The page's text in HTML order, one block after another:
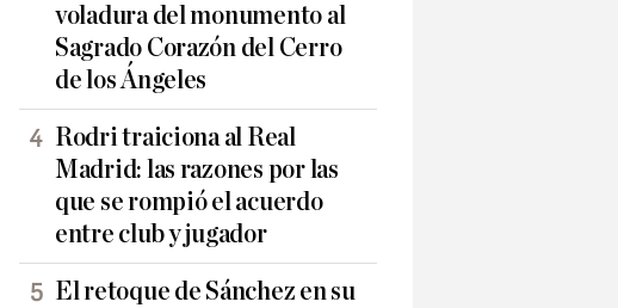
voladura del monumento al
Sagrado Corazón del Cerro
de los Ángeles
Rodri traiciona al Real
Madrid: las razones por las
que se rompió el acuerdo
entre club y jugador
El retoque de Sánchez en su